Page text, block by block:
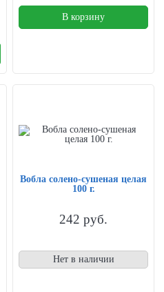
В корзину
Вобла солено-сушеная целая
100 г.
242 руб.
Нет в наличии